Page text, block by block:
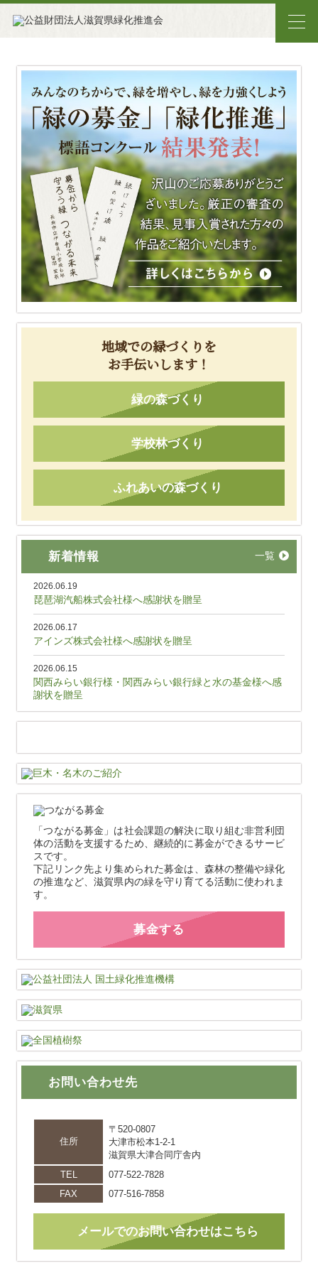
地域での緑づくりを
お手伝いします！
緑の森づくり
学校林づくり
ふれあいの森づくり
新着情報 一覧
2026.06.19
琵琶湖汽船株式会社様へ感謝状を贈呈
2026.06.17
アインズ株式会社様へ感謝状を贈呈
2026.06.15
関西みらい銀行様・関西みらい銀行緑と水の基金様へ感
謝状を贈呈
「つながる募金」は社会課題の解決に取り組む非営利団
体の活動を支援するため、継続的に募金ができるサービ
スです。
下記リンク先より集められた募金は、森林の整備や緑化
の推進など、滋賀県内の緑を守り育てる活動に使われま
す。
募金する
お問い合わせ先
住所
〒520-0807
大津市松本1-2-1
滋賀県大津合同庁舎内
TEL
077-522-7828
FAX
077-516-7858
メールでのお問い合わせはこちら